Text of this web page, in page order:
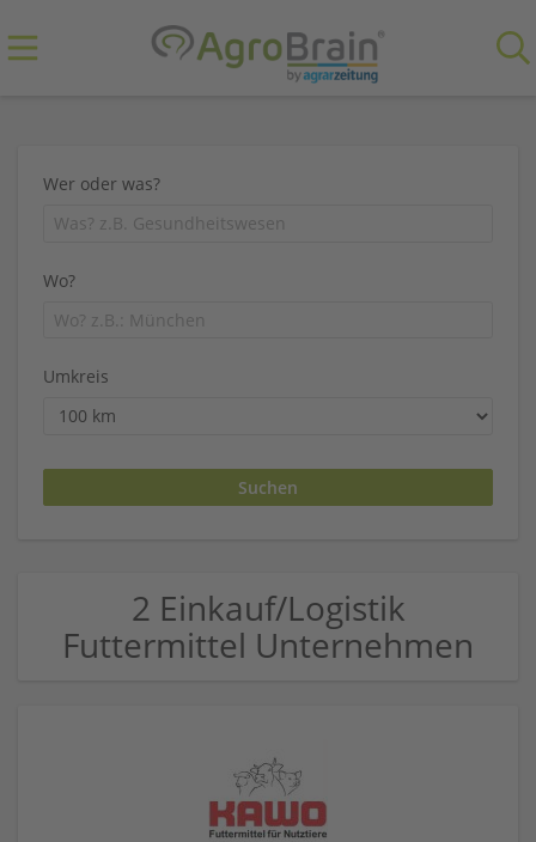
Wer oder was?
Wo?
Umkreis
2 Einkauf/Logistik
Futtermittel Unternehmen